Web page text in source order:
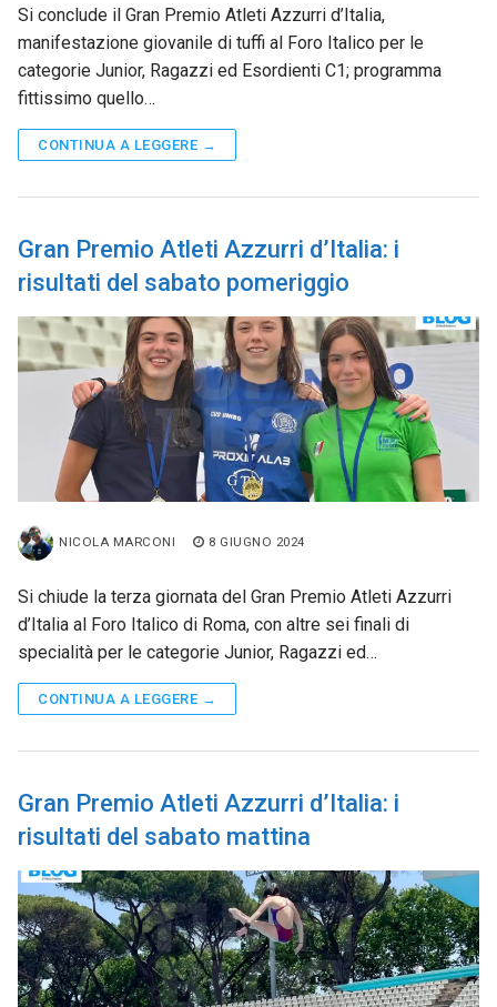
Si conclude il Gran Premio Atleti Azzurri d’Italia,
manifestazione giovanile di tuffi al Foro Italico per le
categorie Junior, Ragazzi ed Esordienti C1; programma
fittissimo quello…
CONTINUA A LEGGERE →
Gran Premio Atleti Azzurri d’Italia: i
risultati del sabato pomeriggio
NICOLA MARCONI 8 GIUGNO 2024
Si chiude la terza giornata del Gran Premio Atleti Azzurri
d’Italia al Foro Italico di Roma, con altre sei finali di
specialità per le categorie Junior, Ragazzi ed…
CONTINUA A LEGGERE →
Gran Premio Atleti Azzurri d’Italia: i
risultati del sabato mattina